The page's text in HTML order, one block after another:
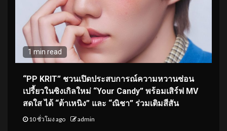
1 min read
“PP KRIT” ชวนเปิดประสบการณ์ความหวานซ่อน
เปรี้ยวในซิงเกิลใหม่ “Your Candy” พร้อมเสิร์ฟ MV
สดใส ได้ “ต้าเหนิง” และ “ณิชา” ร่วมเติมสีสัน
10 ชั่วโมง ago admin